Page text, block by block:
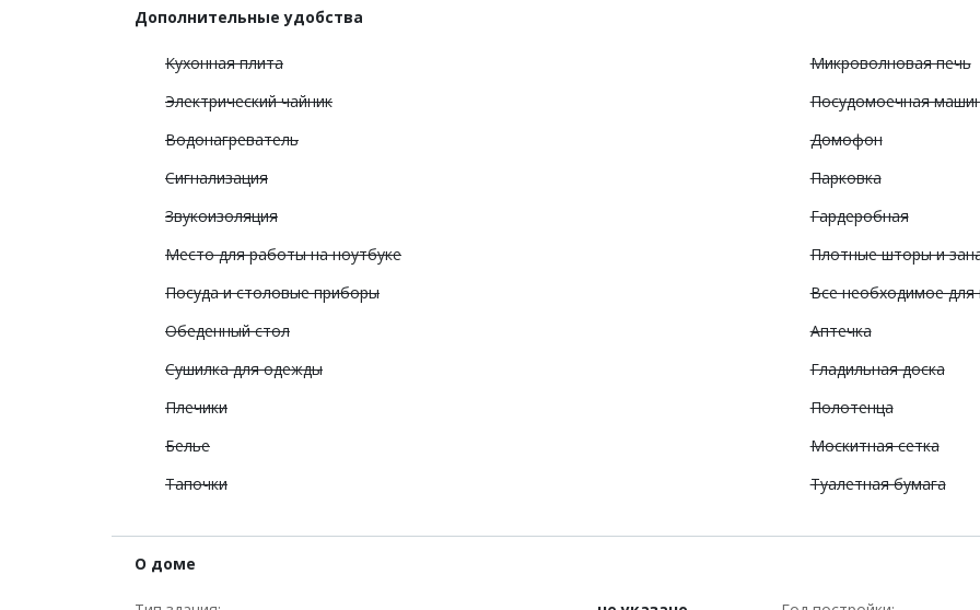
Дополнительные удобства
Кухонная плита
Микроволновая печь
Электрический чайник
Посудомоечная
Водонагреватель
Домофон
Сигнализация
Парковка
Звукоизоляция
Гардеробная
Место для работы на ноутбуке
Плотные шторы и
Посуда и столовые приборы
Все необходимое для
Обеденный стол
Аптечка
Сушилка для одежды
Гладильная доска
Плечики
Полотенца
Белье
Москитная сетка
Тапочки
Туалетная бумага
О доме